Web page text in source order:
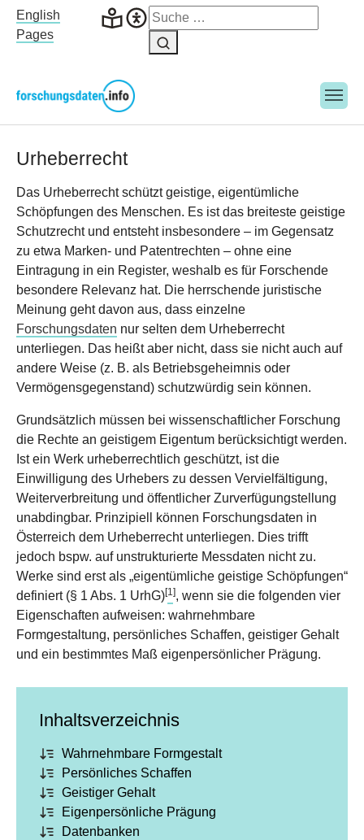
Skip to main navigation
Skip to main content
Skip to page footer
English
Pages
Urheberrecht
Das Urheberrecht schützt geistige, eigentümliche
Schöpfungen des Menschen. Es ist das breiteste geistige
Schutzrecht und entsteht insbesondere – im Gegensatz
zu etwa Marken- und Patentrechten – ohne eine
Eintragung in ein Register, weshalb es für Forschende
besondere Relevanz hat. Die herrschende juristische
Meinung geht davon aus, dass einzelne
Forschungsdaten nur selten dem Urheberrecht
unterliegen. Das heißt aber nicht, dass sie nicht auch auf
andere Weise (z. B. als Betriebsgeheimnis oder
Vermögensgegenstand) schutzwürdig sein können.
Grundsätzlich müssen bei wissenschaftlicher Forschung
die Rechte an geistigem Eigentum berücksichtigt werden.
Ist ein Werk urheberrechtlich geschützt, ist die
Einwilligung des Urhebers zu dessen Vervielfältigung,
Weiterverbreitung und öffentlicher Zurverfügungstellung
unabdingbar. Prinzipiell können Forschungsdaten in
Österreich dem Urheberrecht unterliegen. Dies trifft
jedoch bspw. auf unstrukturierte Messdaten nicht zu.
Werke sind erst als „eigentümliche geistige Schöpfungen“
definiert (§ 1 Abs. 1 UrhG)[1], wenn sie die folgenden vier
Eigenschaften aufweisen: wahrnehmbare
Formgestaltung, persönliches Schaffen, geistiger Gehalt
und ein bestimmtes Maß eigenpersönlicher Prägung.
Inhaltsverzeichnis
Wahrnehmbare Formgestalt
Persönliches Schaffen
Geistiger Gehalt
Eigenpersönliche Prägung
Datenbanken